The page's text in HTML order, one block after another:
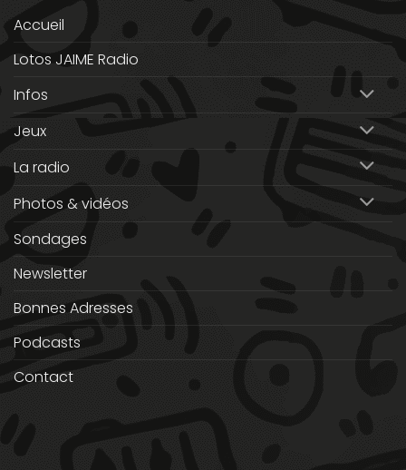
Accueil
Lotos JAIME Radio
Infos
Jeux
La radio
Photos & vidéos
Sondages
Newsletter
Bonnes Adresses
Podcasts
Contact